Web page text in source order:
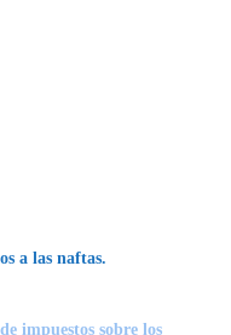
a las naftas.
impuestos sobre los